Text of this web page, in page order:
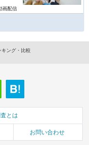
画配信
ング・比較
とは
お問い合わせ